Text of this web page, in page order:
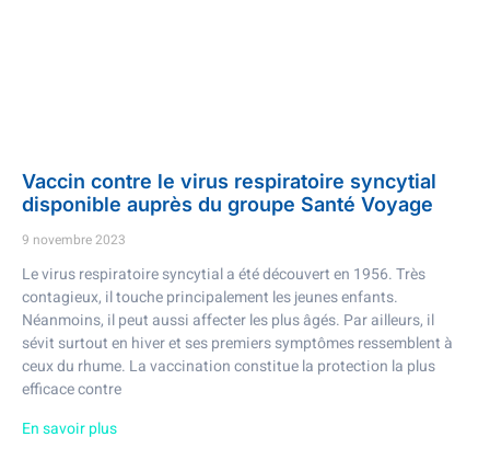
Vaccin contre le virus respiratoire syncytial
disponible auprès du groupe Santé Voyage
9 novembre 2023
Le virus respiratoire syncytial a été découvert en 1956. Très
contagieux, il touche principalement les jeunes enfants.
Néanmoins, il peut aussi affecter les plus âgés. Par ailleurs, il
sévit surtout en hiver et ses premiers symptômes ressemblent à
ceux du rhume. La vaccination constitue la protection la plus
efficace contre
En savoir plus